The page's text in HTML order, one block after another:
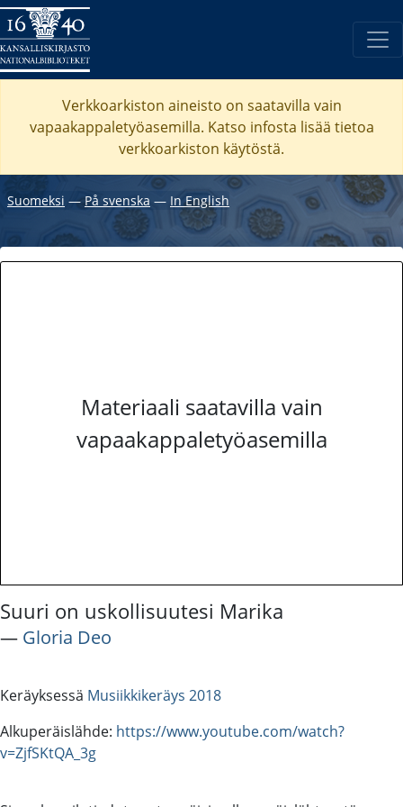
Verkkoarkiston aineisto on saatavilla vain
vapaakappaletyöasemilla. Katso infosta lisää tietoa
verkkoarkiston käytöstä.
Suomeksi ―På svenska ― In English
Materiaali saatavilla vain
vapaakappaletyöasemilla
Suuri on uskollisuutesi Marika
― Gloria Deo
Keräyksessä Musiikkikeräys 2018
Alkuperäislähde: https://www.youtube.com/watch?
v=ZjfSKtQA_3g